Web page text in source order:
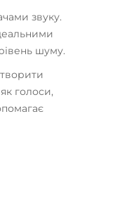
звуку.
шуму.
голоси,